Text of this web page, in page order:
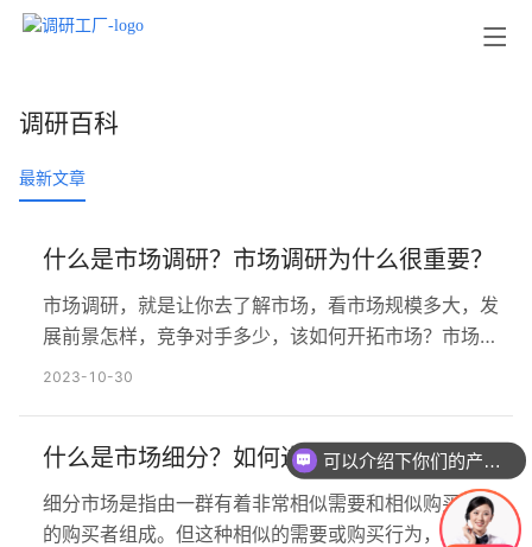
调研百科
最新文章
什么是市场调研？市场调研为什么很重要？
市场调研，就是让你去了解市场，看市场规模多大，发
展前景怎样，竞争对手多少，该如何开拓市场？市场调
研对营销管理非常重要，通过市场调研，了解外部的市
知彼，百战不殆”。具体步骤如下： 1、了解市场调研的
目的 如何了解市场调研的目的？其内容包括市场发展前
景、行业分析、产…
2023-10-30
什么是市场细分？如何进行自己的市场细分?
细分市场是指由一群有着非常相似需要和相似购买行为
的购买者组成。但这种相似的需要或购买行为，却有一